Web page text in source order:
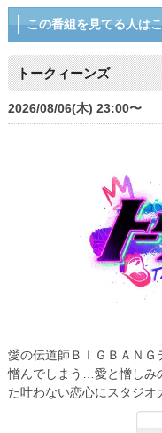
この番組を見てる人は
トークィーンズ
2026/08/06(木) 23:00〜
愛の伝道師ＢＩＧＢＡＮ
憎んでしまう…愛と憎しみ
た叶わない恋心にスタジオ